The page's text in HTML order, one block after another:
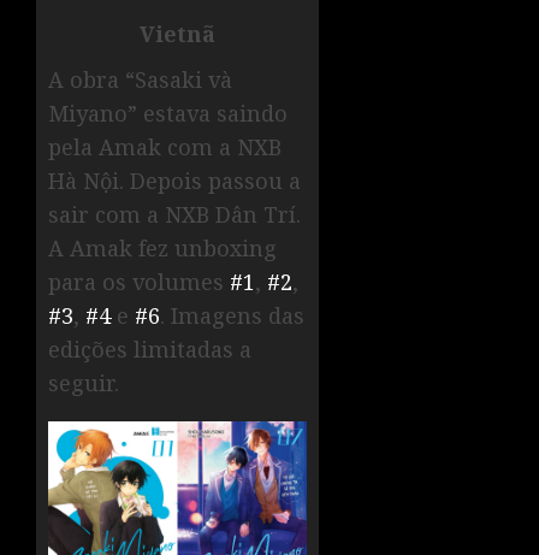
Vietnã
A obra “Sasaki và
Miyano” estava saindo
pela Amak com a NXB
Hà Nội. Depois passou a
sair com a NXB Dân Trí.
A Amak fez unboxing
para os volumes #1, #2,
#3, #4e #6. Imagens das
edições limitadas a
seguir.